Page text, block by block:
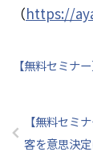
（https://
【無料セミナ
【無料セミ
客を意思決